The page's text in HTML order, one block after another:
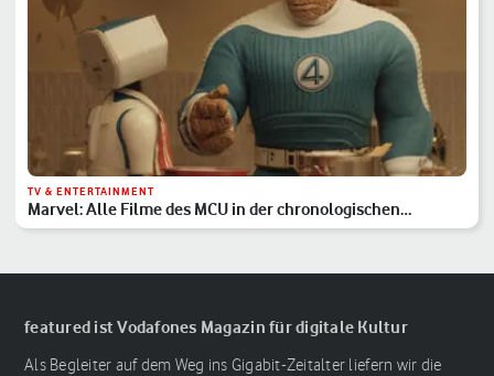
TV & ENTERTAINMENT
Marvel: Alle Filme des MCU in der chronologischen
Reihenfolge
featured ist Vodafones Magazin für digitale Kultur
Als Begleiter auf dem Weg ins Gigabit-Zeitalter liefern wir die